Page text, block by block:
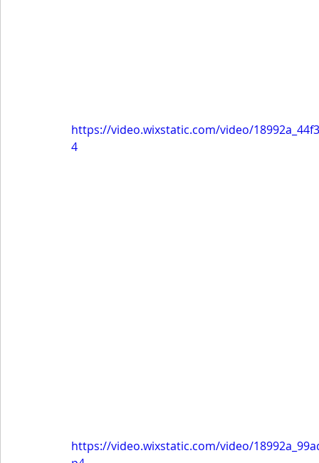
https://video.wixstatic.com/video/
4
https://video.wixstatic.com/video/